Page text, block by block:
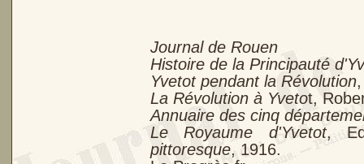
Journal de Rouen
Histoire de la Principauté
Yvetot pendant la Révolution
La Révolution à Yvetot,
Annuaire des cinq
Le Royaume d'Yvetot,
pittoresque, 1916.